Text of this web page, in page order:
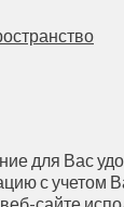
для Вас
с учетом